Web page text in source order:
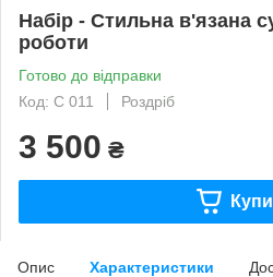
Набір - Стильна в'язана
роботи
Готово до відправки
Код: С 011
Роздріб
3 500 ₴
Опис Характеристики